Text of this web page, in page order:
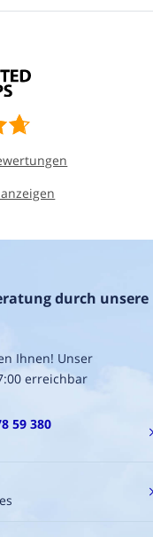
bei
Wetterbedingungen
Montage:
praktisch
platzieren
eine
ohne
Handliches
Format
ideal
für
und
durch unsere
Ihnen! Unser
erreichbar
59 380